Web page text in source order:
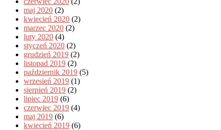
maj 2020 (2)
kwiecień 2020 (2)
marzec 2020 (2)
luty 2020 (4)
styczeń 2020 (2)
grudzień 2019 (2)
listopad 2019 (2)
październik 2019 (5)
wrzesień 2019 (1)
sierpień 2019 (2)
lipiec 2019 (6)
czerwiec 2019 (4)
maj 2019 (6)
kwiecień 2019 (6)